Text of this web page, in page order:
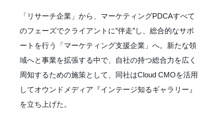
「リサーチ企業」から、マーケティングPDCAすべて
のフェーズでクライアントに”伴走”し、総合的なサポ
ートを行う「マーケティング支援企業」へ。新たな領
域へと事業を拡張する中で、自社の持つ総合力を広く
周知するための施策として、同社はCloud CMOを活用
してオウンドメディア『インテージ知るギャラリー』
を立ち上げた。